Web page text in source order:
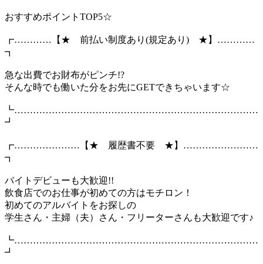
おすすめポイントTOP5☆
┏…………【★ 前払い制度あり(規定あり) ★】…………
┓
急な出費でお財布がピンチ!?
そんな時でも働いた分をお先にGETできちゃいます☆
┗……………………………………………………………………
┛
┏…………………【★ 履歴書不要 ★】……………………
┓
バイトデビューも大歓迎!!
飲食店でのお仕事が初めての方はモチロン！
初めてのアルバイトをお探しの
学生さん・主婦（夫）さん・フリーターさんも大歓迎です♪
┗……………………………………………………………………
┛